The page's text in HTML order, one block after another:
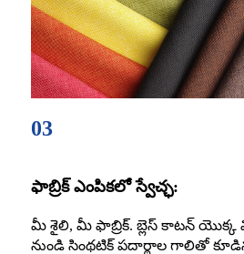
03
ఫాబ్రిక్ ఎంపికలో స్వేచ్ఛ:
మీ శైలి, మీ ఫాబ్రిక్. బ్లెస్ కాటన్
నుండి సింథటిక్ పదార్థాల గాలితో